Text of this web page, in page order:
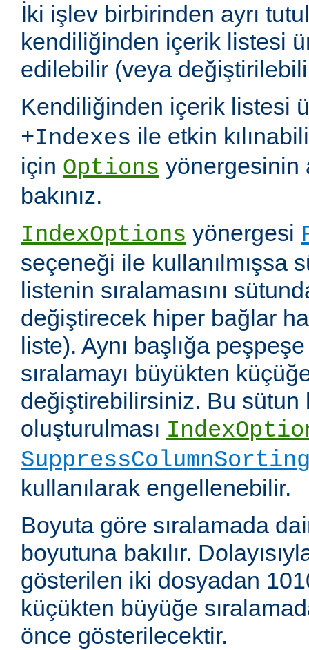
İki işlev birbirinden ayrı
kendiliğinden içerik listesi
edilebilir (veya
Kendiliğinden içerik listesi
+Indexes ile etkin
için Options yönergesinin
bakınız.
IndexOptions yönergesi
seçeneği ile kullanılmışsa
listenin sıralamasını
değiştirecek hiper bağlar
liste). Aynı başlığa
sıralamayı büyükten
değiştirebilirsiniz. Bu sütun
oluşturulması
kullanılarak engellenebilir.
Boyuta göre sıralamada
boyutuna bakılır.
gösterilen iki dosyadan
küçükten büyüğe
önce gösterilecektir.